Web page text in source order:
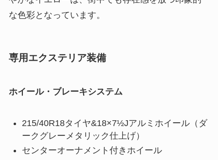
な色彩となっています。
専用エクステリア装備
ホイール・ブレーキシステム
215/40R18タイヤ&18×7½Jアルミホイール（ダ
ークグレーメタリック仕上げ）
センターオーナメント付きホイール